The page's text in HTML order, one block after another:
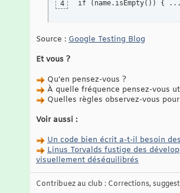
4
if (name.isEmpty()) {
Source : Google Testing Blog
Et vous ?
Qu’en pensez-vous ?
À quelle fréquence pensez-vous
Quelles règles observez-vous
Voir aussi :
Un code bien écrit a-t-il besoin
Linus Torvalds fustige des
visuellement déséquilibrés
Contribuez au club : Corrections,